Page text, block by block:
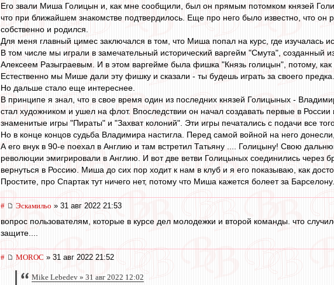
Его звали Миша Голицын и, как мне сообщили, был он прямым потомком князей
что при ближайшем знакомстве подтвердилось. Еще про него было известно, что он
собственно и родился.
Для меня главный цимес заключался в том, что Миша попал на курс, где изучалась
В том числе мы играли в замечательный исторический варгейм "Смута", созданный
Алексеем Разыграевым. И в этом варгейме была фишка "Князь голицын", потому, как
Естественно мы Мише дали эту фишку и сказали - ты будешь играть за своего
Но дальше стало еще интереснее.
В принципе я знал, что в свое время один из последних князей Голицыных -
стал художником и ушел на флот. Впоследствии он начал создавать первые в
знаменитые игры "Пираты" и "Захват колоний". Эти игры печатались с подачи все
Но в конце концов судьба Владимира настигла. Перед самой войной на него
А его внук в 90-е поехал в Англию и там встретил Татьяну .... Голицыну! Свою
революции эмигрировали в Англию. И вот две ветви Голицыных соединились через
вернуться в Россию. Миша до сих пор ходит к нам в клуб и я его показываю, как
Простите, про Спартак тут ничего нет, потому что Миша кажется болеет за Барселону...
# Эскамильо » 31 авг 2022 21:53
вопрос пользователям, которые в курсе дел молодежки и второй команды. что
защите....
# MOROC » 31 авг 2022 21:52
Mike Lebedev » 31 авг 2022 12:02